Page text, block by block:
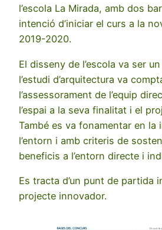
l’escola La Mirada, amb dos
intenció d’iniciar el curs a la
2019-2020.
El disseny de l’escola va ser
l’estudi d’arquitectura va
l’assessorament de l’equip
l’espai a la seva finalitat i el
També es va fonamentar en la
l’entorn i amb criteris de
beneficis a l’entorn directe i
Es tracta d’un punt de partida
projecte innovador.